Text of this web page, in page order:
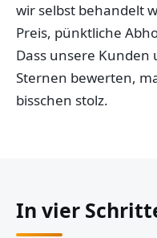
wir selbst behandelt
Preis, pünktliche
Dass unsere Kunden
Sternen bewerten,
bisschen stolz.
In vier